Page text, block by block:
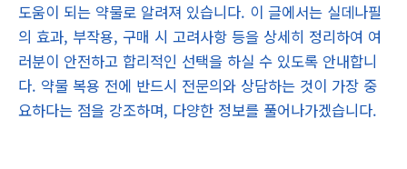
도움이 되는 약물로 알려져 있습니다. 이 글에서는 실데나필
의 효과, 부작용, 구매 시 고려사항 등을 상세히 정리하여 여
러분이 안전하고 합리적인 선택을 하실 수 있도록 안내합니
다. 약물 복용 전에 반드시 전문의와 상담하는 것이 가장 중
요하다는 점을 강조하며, 다양한 정보를 풀어나가겠습니다.